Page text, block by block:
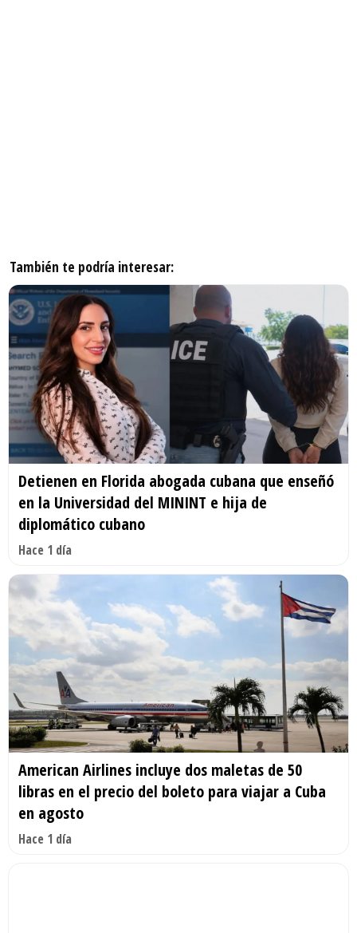
También te podría interesar:
Detienen en Florida abogada cubana que enseñó
en la Universidad del MININT e hija de
diplomático cubano
Hace 1 día
American Airlines incluye dos maletas de 50
libras en el precio del boleto para viajar a Cuba
en agosto
Hace 1 día